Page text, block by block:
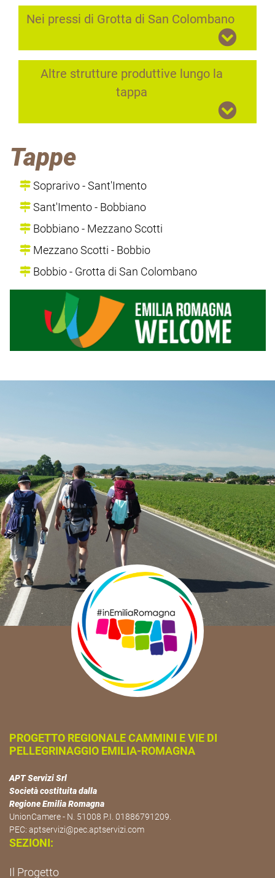
Nei pressi di Grotta di San Colombano
Altre strutture produttive lungo la
tappa
Tappe
Soprarivo - Sant'Imento
Sant'Imento - Bobbiano
Bobbiano - Mezzano Scotti
Mezzano Scotti - Bobbio
Bobbio - Grotta di San Colombano
PROGETTO REGIONALE CAMMINI E VIE DI
PELLEGRINAGGIO EMILIA-ROMAGNA
APT Servizi Srl
Società costituita dalla
Regione Emilia Romagna
UnionCamere - N. 51008 P.I. 01886791209.
PEC: aptservizi@pec.aptservizi.com
SEZIONI:
Il Progetto